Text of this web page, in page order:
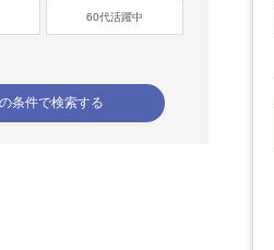
60代活躍中